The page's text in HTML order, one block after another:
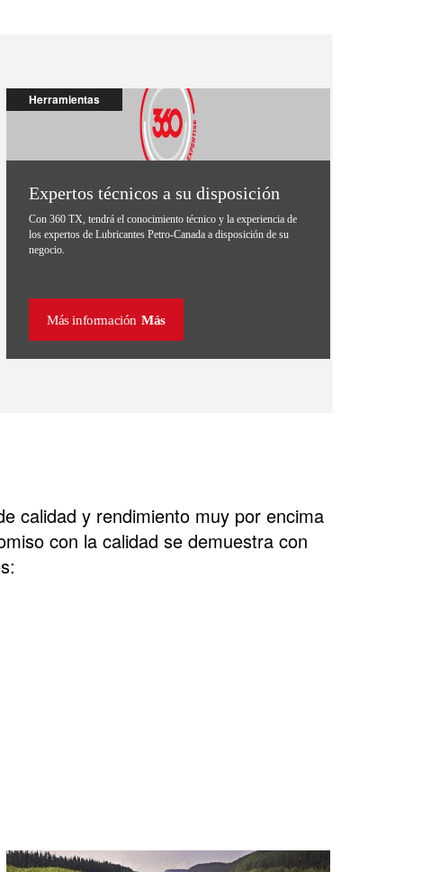
Herramientas
Expertos técnicos a su disposición
Con 360 TX, tendrá el conocimiento técnico y la experiencia de
los expertos de Lubricantes Petro-Canada a disposición de su
negocio.
Más información Más
calidad y rendimiento muy por encima
con la calidad se demuestra con